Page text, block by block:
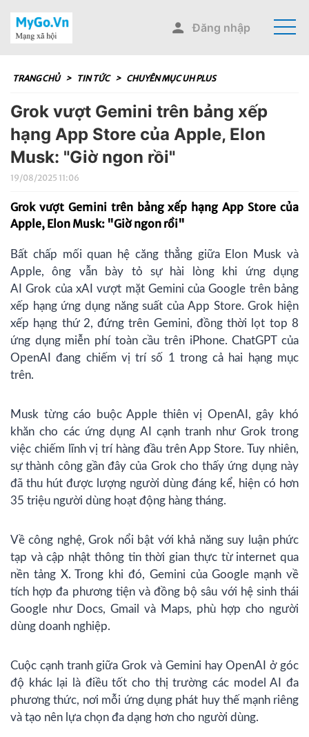
Đăng nhập
TRANG CHỦ > TIN TỨC > CHUYÊN MỤC UH PLUS
Grok vượt Gemini trên bảng xếp
hạng App Store của Apple, Elon
Musk: "Giờ ngon rồi"
19/08/2025 11:06
Grok vượt Gemini trên bảng xếp hạng App Store của
Apple, Elon Musk: "Giờ ngon rồi"
Bất chấp mối quan hệ căng thẳng giữa Elon Musk và
Apple, ông vẫn bày tỏ sự hài lòng khi ứng dụng
AI
Grok của xAI vượt mặt Gemini của Google trên bảng
xếp hạng ứng dụng năng suất của App Store. Grok hiện
xếp hạng thứ 2, đứng trên Gemini, đồng thời lọt top 8
ứng dụng miễn phí toàn cầu trên iPhone. ChatGPT của
OpenAI đang chiếm vị trí số 1 trong cả hai hạng mục
trên.
Musk từng cáo buộc Apple thiên vị OpenAI, gây khó
khăn cho các ứng dụng AI cạnh tranh như Grok trong
việc chiếm lĩnh vị trí hàng đầu trên App Store. Tuy nhiên,
sự thành công gần đây của Grok cho thấy ứng dụng này
đã thu hút được lượng người dùng đáng kể, hiện có hơn
35 triệu người dùng hoạt động hàng tháng.
Về công nghệ, Grok nổi bật với khả năng suy luận phức
tạp và cập nhật thông tin thời gian thực từ internet qua
nền tảng X. Trong khi đó, Gemini của Google mạnh về
tích hợp đa phương tiện và đồng bộ sâu với hệ sinh thái
Google như Docs, Gmail và Maps, phù hợp cho người
dùng doanh nghiệp.
Cuộc cạnh tranh giữa Grok và Gemini hay OpenAI ở góc
độ khác lại là điều tốt cho thị trường các model AI đa
phương thức, nơi mỗi ứng dụng phát huy thế mạnh riêng
và tạo nên lựa chọn đa dạng hơn cho người dùng.